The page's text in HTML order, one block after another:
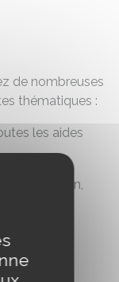
de nombreuses
thématiques :
les aides
être équin,